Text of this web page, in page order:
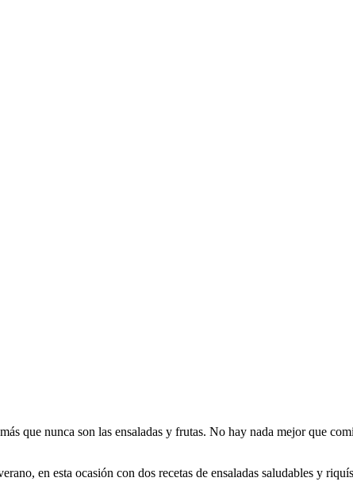
que nunca son las ensaladas y frutas. No hay nada mejor que
en esta ocasión con dos recetas de ensaladas saludables y